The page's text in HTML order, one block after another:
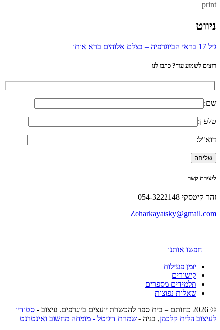
print
ניווט
גיל 17 בראי הביוגרפיה – בצלם אלוהים ברא אותו
רוצים לשמוע עוד? כתבו לנו
שם:
טלפון:
דוא"ל:
ליצירת קשר
זהר קיטסקי 054-3222148
Zoharkayatsky@gmail.com
חפשו אותנו
יומן פעילות
קישורים
תלמידים מספרים
שאלות נפוצות
© 2026 כחותם – בית ספר להכשרת יועצים ביוגרפים. עיצוב -
סטודיו
לעיצוב הלית קלכמן, בניה - שמרת דיגיטל - מומחה מחשוב ואינטרנט